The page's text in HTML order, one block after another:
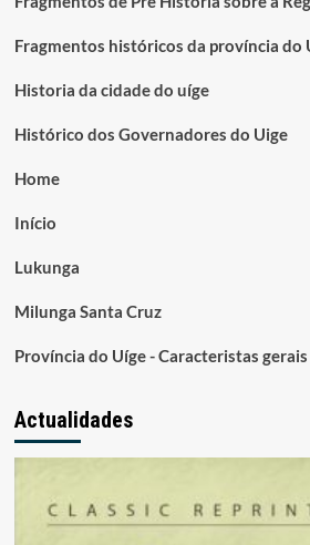
Fragmentos históricos da província do
Historia da cidade do uíge
Histórico dos Governadores do Uige
Home
Início
Lukunga
Milunga Santa Cruz
Província do Uíge - Caracteristas gerais
Actualidades